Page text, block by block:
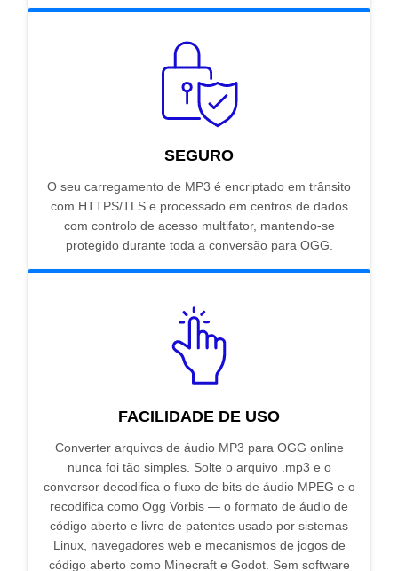
SEGURO
O seu carregamento de MP3 é encriptado em trânsito
com HTTPS/TLS e processado em centros de dados
com controlo de acesso multifator, mantendo-se
protegido durante toda a conversão para OGG.
FACILIDADE DE USO
Converter arquivos de áudio MP3 para OGG online
nunca foi tão simples. Solte o arquivo .mp3 e o
conversor decodifica o fluxo de bits de áudio MPEG e o
recodifica como Ogg Vorbis — o formato de áudio de
código aberto e livre de patentes usado por sistemas
Linux, navegadores web e mecanismos de jogos de
código aberto como Minecraft e Godot. Sem software